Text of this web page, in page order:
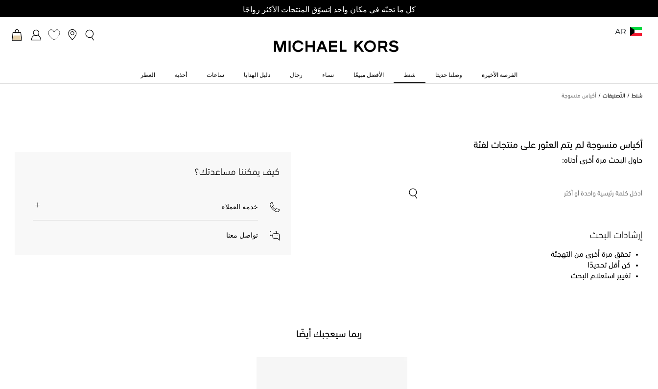
كل ما تحبّه في مكان واحد |تسوّق المنتجات الأكثر رواجًا
AR
الفرصة الأخيرة وصلنا حديثا شنط الأفضل مبيعًا نساء رجال دليل الهدايا ساعات أحذية العطر
شنط التّصنيفات أكياس منسوجة
أكياس منسوجة لم يتم العثور على منتجات لفئة
حاول البحث مرة أخرى أدناه:
إرشادات البحث
تحقق مرة أخرى من التهجئة
كن أقل تحديدًا
تغيير استعلام البحث
كيف يمكننا مساعدتك؟
خدمة العملاء
تواصل معنا
ربما سيعجبك أيضًا